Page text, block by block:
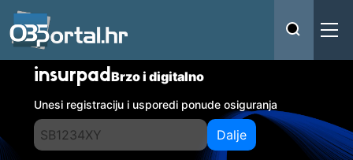
insurpadBrzo i digitalno
Unesi registraciju i usporedi ponude osiguranja
Dalje